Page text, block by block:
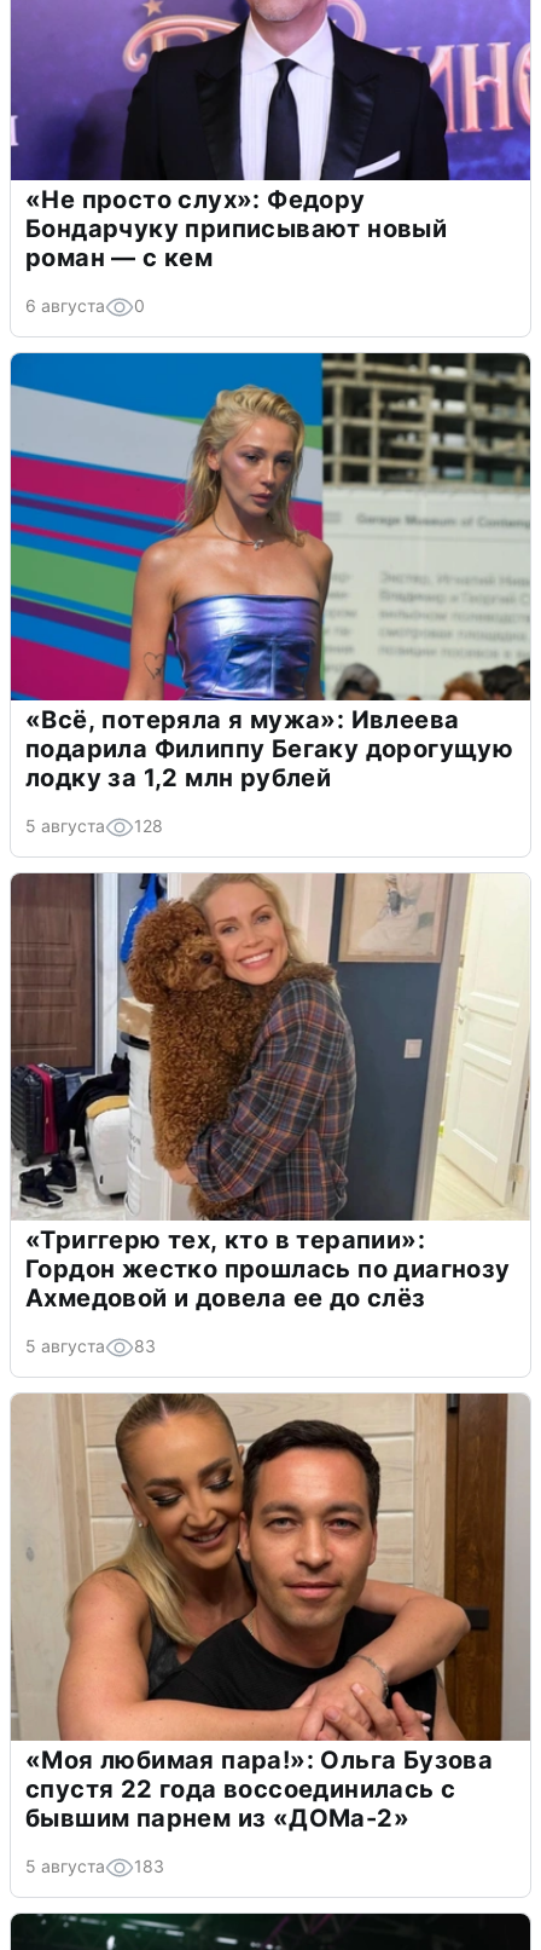
«Не просто слух»: Федору
Бондарчуку приписывают новый
роман — с кем
6 августа 0
«Всё, потеряла я мужа»: Ивлеева
подарила Филиппу Бегаку дорогущую
лодку за 1,2 млн рублей
5 августа 128
«Триггерю тех, кто в терапии»:
Гордон жестко прошлась по диагнозу
Ахмедовой и довела ее до слёз
5 августа 83
«Моя любимая пара!»: Ольга Бузова
спустя 22 года воссоединилась с
бывшим парнем из «ДОМа-2»
5 августа 183